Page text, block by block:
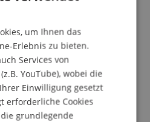
um Ihnen das
Erlebnis zu bieten.
Services von
YouTube), wobei die
Einwilligung gesetzt
erforderliche Cookies
grundlegende